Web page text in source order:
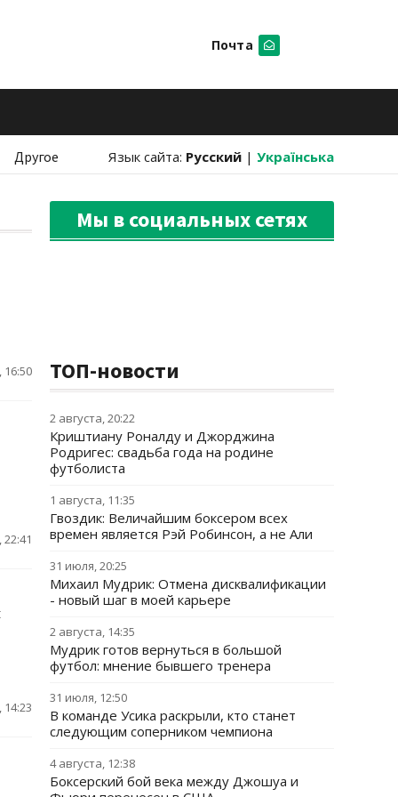
Почта
Другое Язык сайта: Русский | Українська
16:50
14:23
Мы в социальных сетях
ТОП-новости
2 августа, 20:22
Криштиану Роналду и Джорджина
Родригес: свадьба года на родине
футболиста
1 августа, 11:35
Гвоздик: Величайшим боксером всех
времен является Рэй Робинсон, а не Али
31 июля, 20:25
Михаил Мудрик: Отмена дисквалификации
- новый шаг в моей карьере
2 августа, 14:35
Мудрик готов вернуться в большой
футбол: мнение бывшего тренера
31 июля, 12:50
В команде Усика раскрыли, кто станет
следующим соперником чемпиона
4 августа, 12:38
Боксерский бой века между Джошуа и